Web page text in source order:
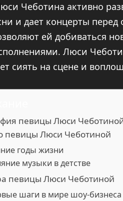
Чеботина активно
и дает концерты
ей добиваться
Люси
сиять на сцене и
певицы Люси
певицы Люси Чеботиной
годы жизни
музыки в детстве
певицы Люси Чеботиной
шаги в мире шоу-бизнеса